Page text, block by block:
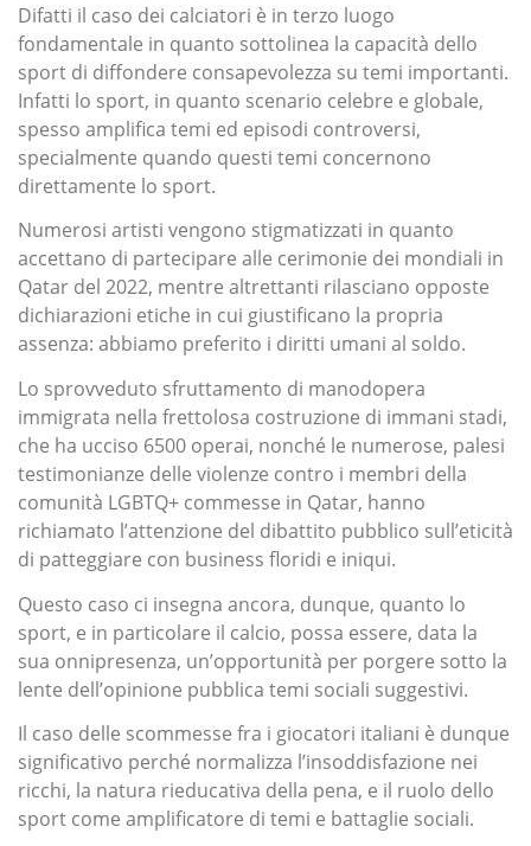
Difatti il caso dei calciatori è in terzo luogo
fondamentale in quanto sottolinea la capacità dello
sport di diffondere consapevolezza su temi importanti.
Infatti lo sport, in quanto scenario celebre e globale,
spesso amplifica temi ed episodi controversi,
specialmente quando questi temi concernono
direttamente lo sport.
Numerosi artisti vengono stigmatizzati in quanto
accettano di partecipare alle cerimonie dei mondiali in
Qatar del 2022, mentre altrettanti rilasciano opposte
dichiarazioni etiche in cui giustificano la propria
assenza: abbiamo preferito i diritti umani al soldo.
Lo sprovveduto sfruttamento di manodopera
immigrata nella frettolosa costruzione di immani stadi,
che ha ucciso 6500 operai, nonché le numerose, palesi
testimonianze delle violenze contro i membri della
comunità LGBTQ+ commesse in Qatar, hanno
richiamato l’attenzione del dibattito pubblico sull’eticità
di patteggiare con business floridi e iniqui.
Questo caso ci insegna ancora, dunque, quanto lo
sport, e in particolare il calcio, possa essere, data la
sua onnipresenza, un’opportunità per porgere sotto la
lente dell’opinione pubblica temi sociali suggestivi.
Il caso delle scommesse fra i giocatori italiani è dunque
significativo perché normalizza l’insoddisfazione nei
ricchi, la natura rieducativa della pena, e il ruolo dello
sport come amplificatore di temi e battaglie sociali.